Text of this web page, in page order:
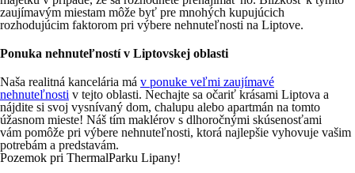
zaujímavým miestam môže byť pre mnohých kupujúcich
rozhodujúcim faktorom pri výbere nehnuteľnosti na Liptove.
Ponuka nehnuteľností v Liptovskej oblasti
Naša realitná kancelária má v ponuke veľmi zaujímavé
nehnuteľnosti v tejto oblasti. Nechajte sa očariť krásami Liptova a
nájdite si svoj vysnívaný dom, chalupu alebo apartmán na tomto
úžasnom mieste! Náš tím maklérov s dlhoročnými skúsenosťami
vám pomôže pri výbere nehnuteľnosti, ktorá najlepšie vyhovuje vašim
potrebám a predstavám.
Pozemok pri ThermalParku Lipany!